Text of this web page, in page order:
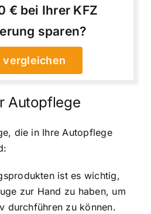
€ bei Ihrer KFZ
sparen?
vergleichen
Autopflege
die in Ihre Autopflege
ist es wichtig,
zur Hand zu haben, um
durchführen zu können.